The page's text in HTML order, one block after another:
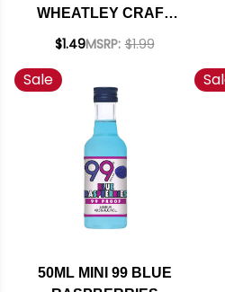
WHEATLEY CRAFT
DISTILLED VODKA
$1.49MSRP: $1.99
Sale
50ML MINI 99 BLUE